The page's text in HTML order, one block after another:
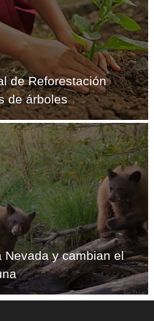
de Reforestación
de árboles
Nevada y cambian el